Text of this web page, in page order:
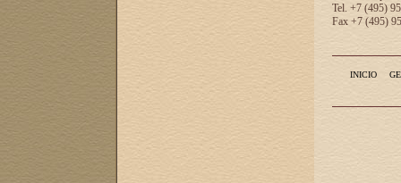
Tel. +7 (495)
Fax +7 (495)
INICIO